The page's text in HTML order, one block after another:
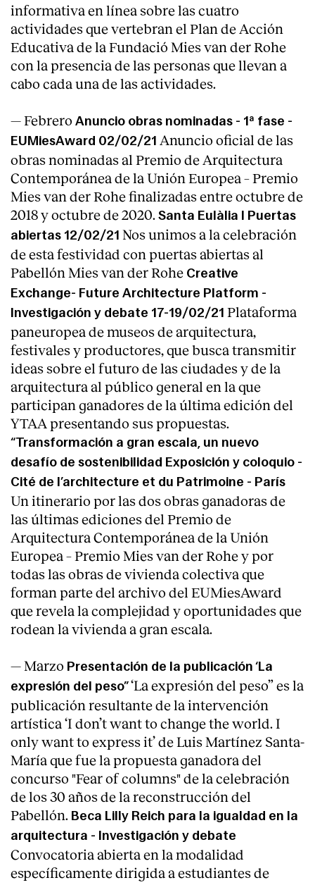
Clientes
informativa en línea sobre las cuatro
actividades que vertebran el Plan de Acción
Educativa de la Fundació Mies van der Rohe
con la presencia de las personas que llevan a
cabo cada una de las actividades.
— Febrero Anuncio obras nominadas - 1ª fase -
EUMiesAward 02/02/21 Anuncio oficial de las
obras nominadas al Premio de Arquitectura
Contemporánea de la Unión Europea – Premio
Mies van der Rohe finalizadas entre octubre de
2018 y octubre de 2020. Santa Eulàlia I Puertas
abiertas 12/02/21 Nos unimos a la celebración
de esta festividad con puertas abiertas al
Pabellón Mies van der Rohe Creative
Exchange- Future Architecture Platform -
Investigación y debate 17-19/02/21 Plataforma
paneuropea de museos de arquitectura,
festivales y productores, que busca transmitir
ideas sobre el futuro de las ciudades y de la
arquitectura al público general en la que
participan ganadores de la última edición del
YTAA presentando sus propuestas.
“Transformación a gran escala, un nuevo
desafío de sostenibilidad Exposición y coloquio -
Cité de l’architecture et du Patrimoine - París
Un itinerario por las dos obras ganadoras de
las últimas ediciones del Premio de
Arquitectura Contemporánea de la Unión
Europea – Premio Mies van der Rohe y por
todas las obras de vivienda colectiva que
forman parte del archivo del EUMiesAward
que revela la complejidad y oportunidades que
rodean la vivienda a gran escala.
— Marzo Presentación de la publicación ‘La
expresión del peso”‘La expresión del peso” es la
publicación resultante de la intervención
artística ‘I don’t want to change the world. I
only want to express it’ de Luis Martínez Santa-
María que fue la propuesta ganadora del
concurso "Fear of columns" de la celebración
de los 30 años de la reconstrucción del
Pabellón. Beca Lilly Reich para la igualdad en la
arquitectura - Investigación y debate
Convocatoria abierta en la modalidad
específicamente dirigida a estudiantes de